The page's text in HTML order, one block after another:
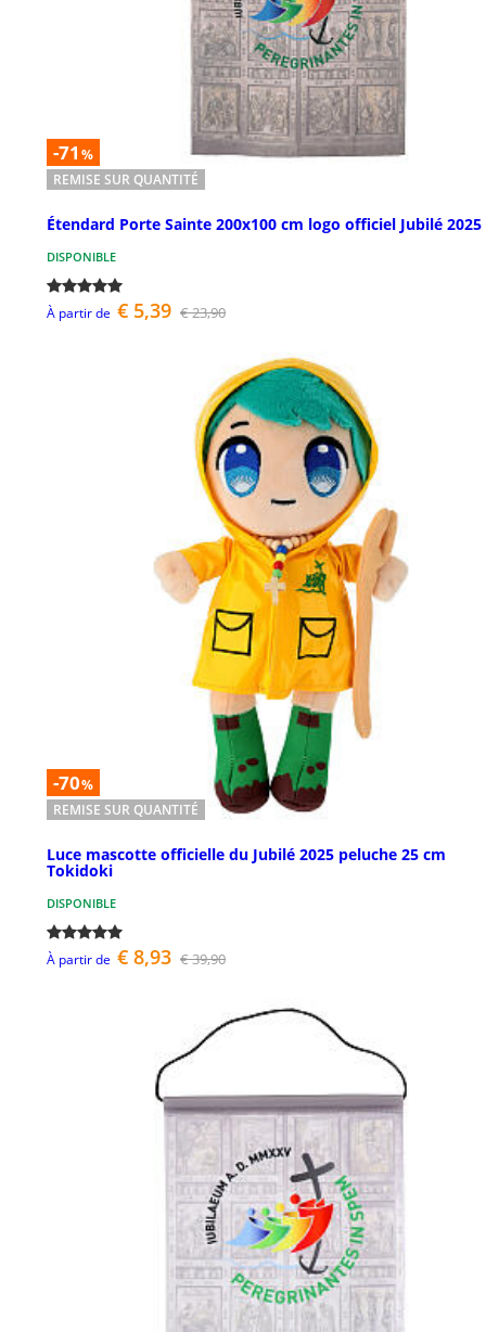
-71 %
REMISE SUR QUANTITÉ
Étendard Porte Sainte 200x100 cm logo officiel Jubilé 2025
DISPONIBLE
À partir de € 5,39 € 23,90
-70%
REMISE SUR QUANTITÉ
Luce mascotte officielle du Jubilé 2025 peluche 25 cm
Tokidoki
DISPONIBLE
À partir de € 8,93 € 39,90